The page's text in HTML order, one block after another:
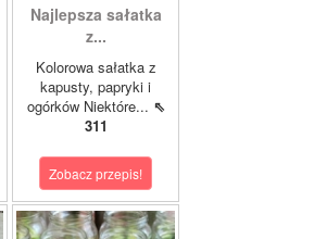
Najlepsza sałatka
z...
Kolorowa sałatka z
kapusty, papryki i
ogórków Niektóre... ⇖
311
Zobacz przepis!